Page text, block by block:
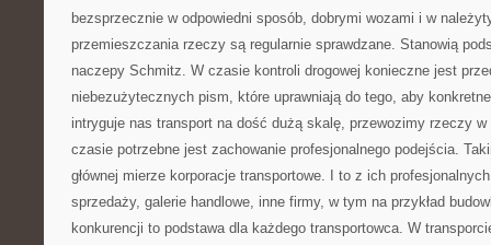
bezsprzecznie w odpowiedni sposób, dobrymi wozami i w
przemieszczania rzeczy są regularnie sprawdzane. Stanowią
naczepy Schmitz. W czasie kontroli drogowej konieczne jest
niebezużytecznych pism, które uprawniają do tego, aby
intryguje nas transport na dość dużą skalę, przewozimy rzeczy
czasie potrzebne jest zachowanie profesjonalnego podejścia.
głównej mierze korporacje transportowe. I to z ich
sprzedaży, galerie handlowe, inne firmy, w tym na przykład
konkurencji to podstawa dla każdego transportowca. W